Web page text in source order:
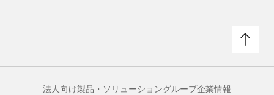
法人向け製品・ソリューショングループ企業情報